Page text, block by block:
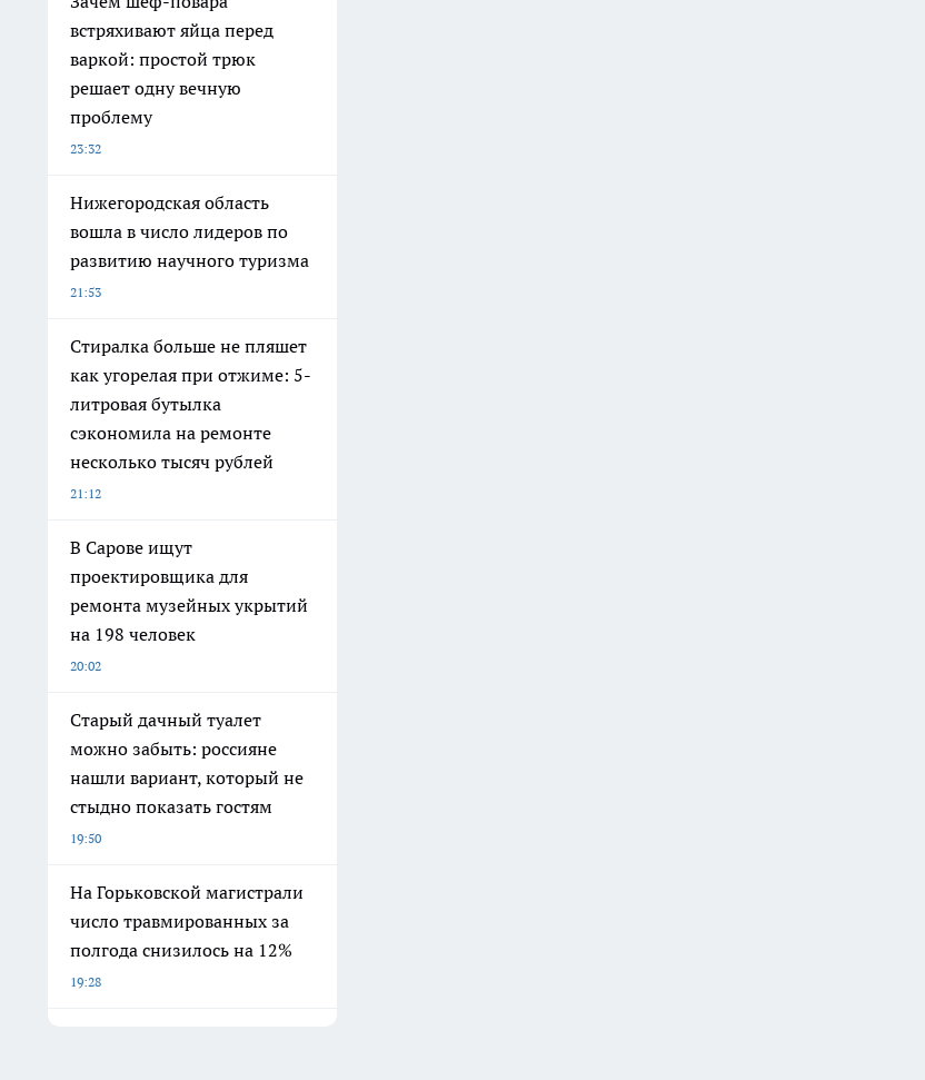
встряхивают яйца перед
варкой: простой трюк
решает одну вечную
проблему
23:32
Нижегородская область
вошла в число лидеров по
развитию научного туризма
21:53
Стиралка больше не пляшет
как угорелая при отжиме: 5-
литровая бутылка
сэкономила на ремонте
несколько тысяч рублей
21:12
В Сарове ищут
проектировщика для
ремонта музейных укрытий
на 198 человек
20:02
Старый дачный туалет
можно забыть: россияне
нашли вариант, который не
стыдно показать гостям
19:50
На Горьковской магистрали
число травмированных за
полгода снизилось на 12%
19:28